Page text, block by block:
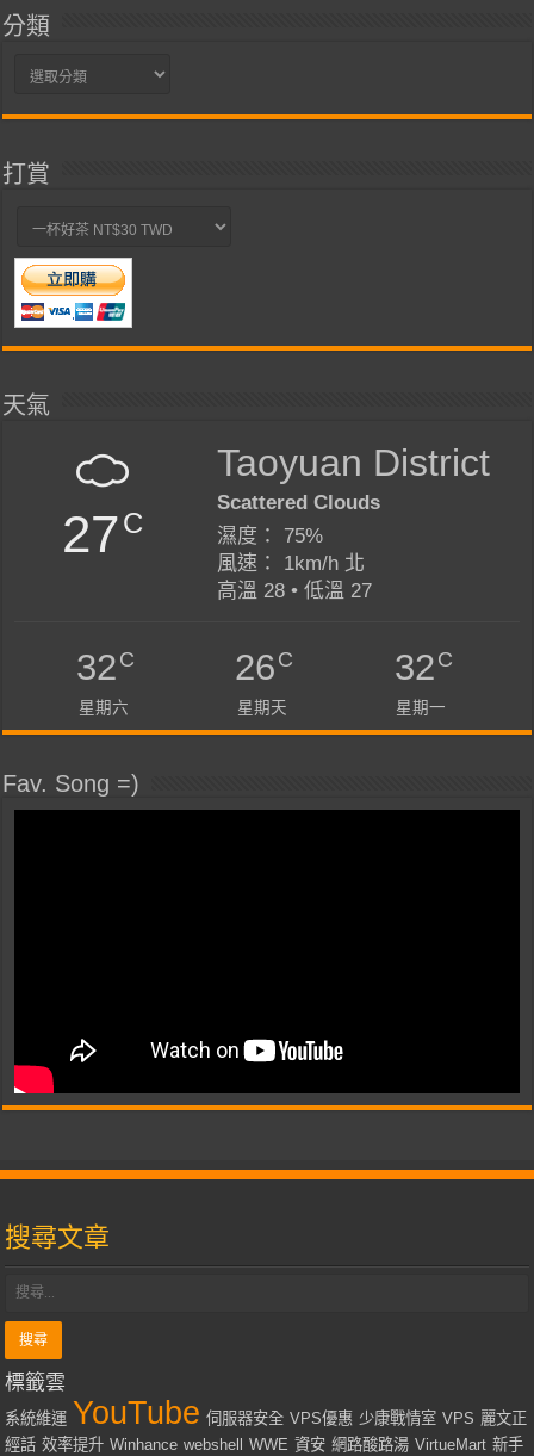
分類
分
打賞
天氣
27C
Taoyuan District
Scattered Clouds
濕度： 75%
風速： 1km/h 北
高溫 28 • 低溫 27
32C
星期六
26C
星期天
32C
星期一
Fav. Song =)
搜尋文章
標籤雲
系統維運 YouTube 伺服器安全 VPS優惠 少康戰情室 VPS 麗文正
經話 效率提升 Winhance webshell WWE 資安 網路酸路湯 VirtueMart 新手